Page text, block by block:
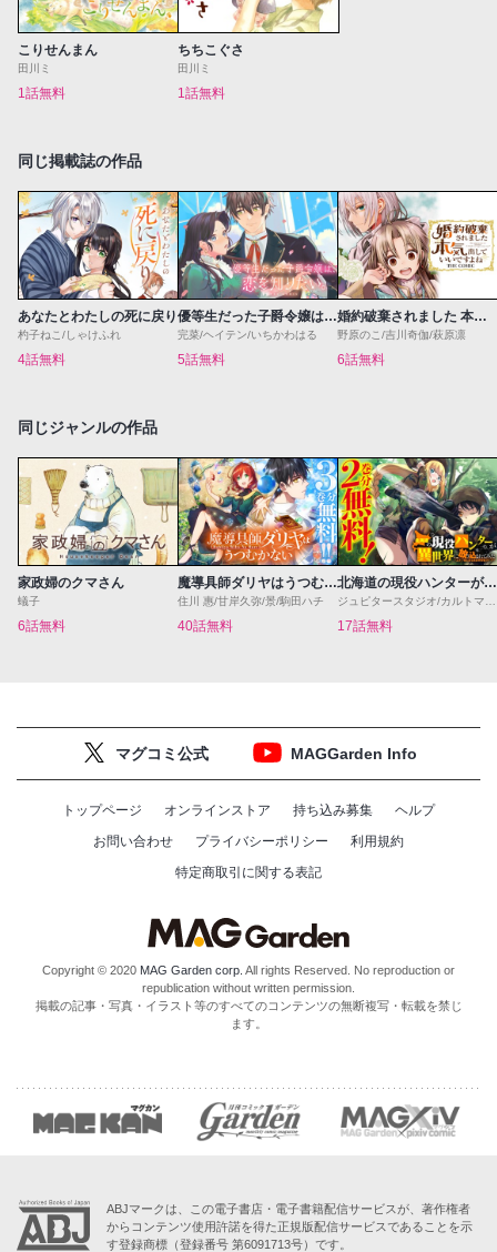
こりせんまん
田川ミ
1話無料
ちちこぐさ
田川ミ
1話無料
同じ掲載誌の作品
あなたとわたしの死に戻り
杓子ねこ/しゃけふれ
4話無料
優等生だった子爵令嬢は、恋を知りたい。 THE COMIC
完菜/ヘイテン/いちかわはる
5話無料
婚約破棄されました 本気出していいですよね THE COMIC
野原のこ/吉川奇伽/萩原凛
6話無料
同じジャンルの作品
家政婦のクマさん
蟻子
6話無料
魔導具師ダリヤはうつむかない ～Dahliya Wilts No More～
住川 惠/甘岸久弥/景/駒田ハチ
40話無料
北海道の現役ハンターが異世界に放り込まれてみた 〜エルフ嫁と巡る異世界狩猟ライフ〜
17話無料
マグコミ公式 MAGGarden Info
トップページ オンラインストア 持ち込み募集
ヘルプ
お問い合わせ
プライバシーポリシー
利用規約
特定商取引に関する表記
Copyright © 2020 MAG Garden corp. All rights Reserved. No reproduction or
republication without written permission.
掲載の記事・写真・イラスト等のすべてのコンテンツの無断複写・転載を禁じ
ます。
ABJマークは、この電子書店・電子書籍配信サービスが、著作権者
からコンテンツ使用許諾を得た正規版配信サービスであることを示
す登録商標（登録番号 第6091713号）です。